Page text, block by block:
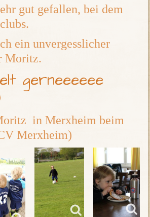
gut gefallen, bei dem
ein unvergesslicher
Moritz.
gerneeeeee
in Merxheim beim
Merxheim)